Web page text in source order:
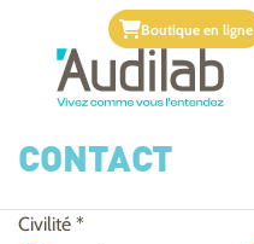
Boutique en ligne
CONTACT
Civilité *